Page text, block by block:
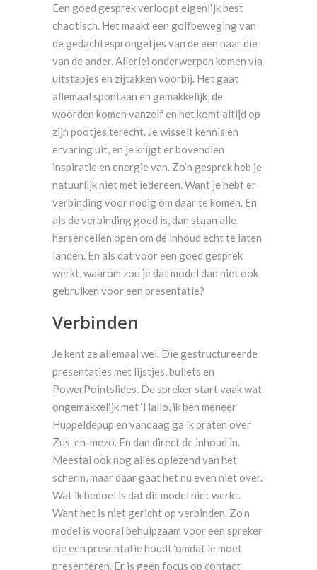
Een goed gesprek verloopt eigenlijk best
chaotisch. Het maakt een golfbeweging van
de gedachtesprongetjes van de een naar die
van de ander. Allerlei onderwerpen komen via
uitstapjes en zijtakken voorbij. Het gaat
allemaal spontaan en gemakkelijk, de
woorden komen vanzelf en het komt altijd op
zijn pootjes terecht. Je wisselt kennis en
ervaring uit, en je krijgt er bovendien
inspiratie en energie van. Zo’n gesprek heb je
natuurlijk niet met iedereen. Want je hebt er
verbinding voor nodig om daar te komen. En
als de verbinding goed is, dan staan alle
hersencellen open om de inhoud echt te laten
landen. En als dat voor een goed gesprek
werkt, waarom zou je dat model dan niet ook
gebruiken voor een presentatie?
Verbinden
Je kent ze allemaal wel. Die gestructureerde
presentaties met lijstjes, bullets en
PowerPointslides. De spreker start vaak wat
ongemakkelijk met ‘Hallo, ik ben meneer
Huppeldepup en vandaag ga ik praten over
Zus-en-mezo’. En dan direct de inhoud in.
Meestal ook nog alles oplezend van het
scherm, maar daar gaat het nu even niet over.
Wat ik bedoel is dat dit model niet werkt.
Want het is niet gericht op verbinden. Zo’n
model is vooral behulpzaam voor een spreker
die een presentatie houdt ‘omdat ie moet
presenteren’. Er is geen focus op contact